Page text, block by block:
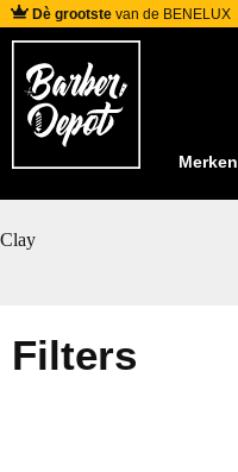
Dè grootste van de BENELUX
Merken
Clay
Filters